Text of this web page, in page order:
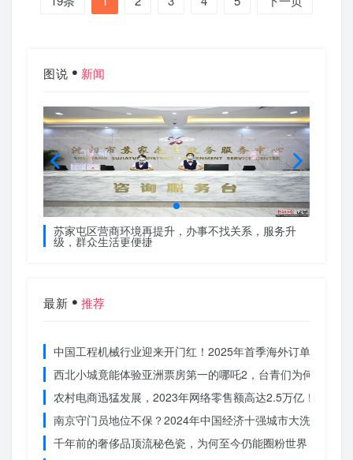
图说 新闻
苏家屯区营商环境再提升，办事不找关系，服务升
级，群众生活更便捷
最新 推荐
中国工程机械行业迎来开门红！2025年首季海外订单激增，
西北小城竟能体验亚洲票房第一的哪吒2，台青们为何如此惊
农村电商迅猛发展，2023年网络零售额高达2.5万亿！你还在
南京守门员地位不保？2024年中国经济十强城市大洗牌
千年前的奢侈品顶流秘色瓷，为何至今仍能圈粉世界？揭秘